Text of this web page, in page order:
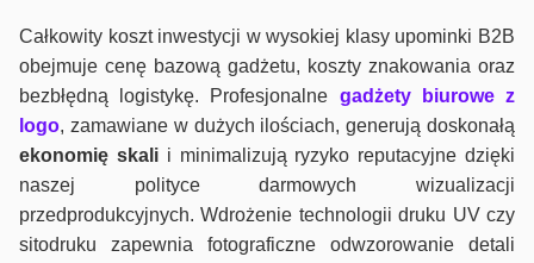
Całkowity koszt inwestycji w wysokiej klasy upominki B2B
obejmuje cenę bazową gadżetu, koszty znakowania oraz
bezbłędną logistykę. Profesjonalne gadżety biurowe z
logo, zamawiane w dużych ilościach, generują doskonałą
ekonomię skalii minimalizują ryzyko reputacyjne dzięki
naszej polityce darmowych wizualizacji
przedprodukcyjnych. Wdrożenie technologii druku UV czy
sitodruku zapewnia fotograficzne odwzorowanie detali